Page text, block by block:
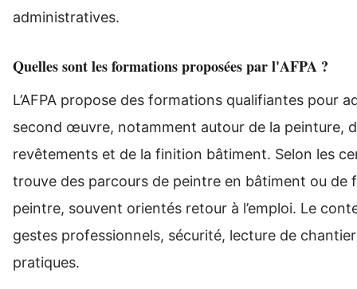
administratives.
Quelles sont les formations proposées par l'AFPA ?
L’AFPA propose des formations qualifiantes pour
second œuvre, notamment autour de la peinture,
revêtements et de la finition bâtiment. Selon les
trouve des parcours de peintre en bâtiment ou de
peintre, souvent orientés retour à l’emploi. Le
gestes professionnels, sécurité, lecture de
pratiques.